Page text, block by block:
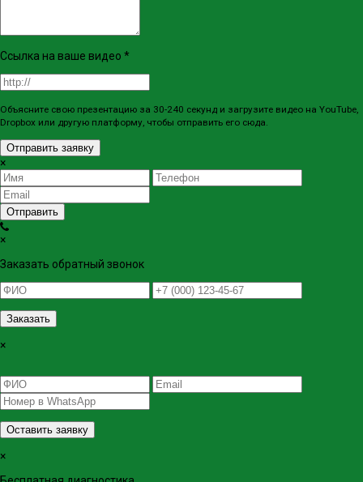
Ссылка на ваше видео *
Объясните свою презентацию за 30-240 секунд и загрузите видео на YouTube,
Dropbox или другую платформу, чтобы отправить его сюда.
Отправить заявку
×
Отправить
×
Заказать обратный звонок
Заказать
×
Оставить заявку
×